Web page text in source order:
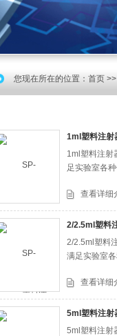
您现在所在的位置： 首页
1ml塑料注射
1ml塑料注射
足实验室各
查看详细
2/2.5ml塑料
2/2.5ml塑料
满足实验室
查看详细
5ml塑料注射
5ml塑料注射